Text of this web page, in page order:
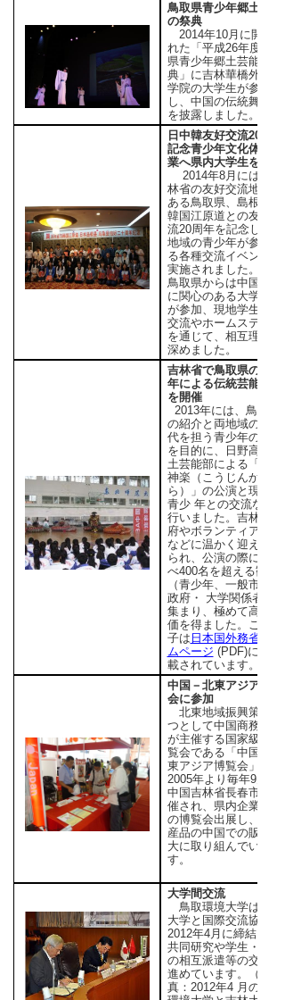
鳥取県青少年郷土芸能
の祭典
2014年10月に開催さ
れた「平成26年度鳥取
県青少年郷土芸能の祭
典」に吉林華橋外国語
学院の大学生が参加
し、中国の伝統舞踊等
を披露しました。
日中韓友好交流20周年
記念青少年文化体験事
業へ県内大学生を派遣
2014年8月には、吉
林省の友好交流地域で
ある鳥取県、島根県、
韓国江原道との友好交
流20周年を記念し、各
地域の青少年が参加す
る各種交流イベントが
実施されました。
鳥取県からは中国文化
に関心のある大学生8名
が参加、現地学生との
交流やホームステイ等
を通じて、相互理解を
深めました。
吉林省で鳥取県の青少
年による伝統芸能公演
を開催
2013年には、鳥取県
の紹介と両地域の次世
代を担う青少年の交流
を目的に、日野高校郷
土芸能部による「荒神
神楽（こうじんかぐ
ら）」の公演と現地の
青少 年との交流などを
行いました。吉林省政
府やボランティア学生
などに温かく迎え入れ
られ、公演の際には延
べ400名を超える観客
（青少年、一般市民、
政府・ 大学関係者）が
集まり、極めて高い評
価を得ました。この様
子は 日本国外務省ホー
ムページ (PDF)にも掲
載されています。
中国－北東アジア博覧
会に参加
北東地域振興策の一
つとして中国商務部等
が主催する国家級の博
覧会である「中国－北
東アジア博覧会」が、
2005年より毎年9月に
中国吉林省長春市で開
催され、県内企業もこ
の博覧会出展し、県内
産品の中国での販路拡
大に取り組んでいま
す。
大学間交流
鳥取環境大学は吉林
大学と国際交流協定を
2012年4月に締結し、
共同研究や学生・職員
の相互派遣等の交流を
進めています。（写
真：2012年4 月の鳥取